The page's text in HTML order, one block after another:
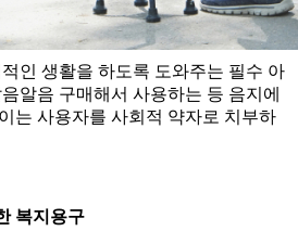
인 생활을 하도록 도와주는 필수 아
알음 구매해서 사용하는 등 음지에
는 사용자를 사회적 약자로 치부하
복지용구